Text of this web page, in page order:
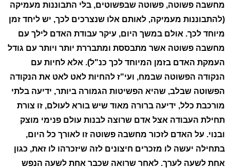
מחשבה פשוטה, פשוטה שבפשוטים, בלי התבוננות מעמיקה
(להתבוננות מעמיקה, לאותם אלו שנצרכים לכך, יש ליחד זמן
מיוחד לכך. אולם במשך היום, עיקר עבודת האדם לילך עם
מחשבה פשוטה אשר מתבססת ומתבררת יותר ויותר עם גודל
העמקת האדם בזמן המיוחד לכך כנ"ל). אלא לחיות עם
הנקודה הפשוטה שבמח, ועי"ז להחיות לאט לאט את הנקודה
הפשוטה שבלב, שהיא הפשיטות הגמורה ביותר, ידיעה בלתי
מורכבת כלל, ידיעה ברורה מאוד שיש בורא לעולם, זו צורת
תחילת העבודה אצל אדם שרוצה לבנות עולם פנימי מוצק
ובנוי. על האדם לזכור מחשבה פשוטה זו לאורך כל היום,
בתחילה יעשה לו מזכרים חיצונים לזה שיזכרהו לו זאת, כגון
אחת לשעה לערך. לאחר שרואה שכבר אחת לשעה הנפש